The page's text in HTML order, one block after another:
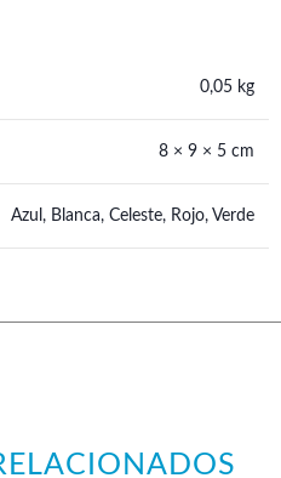
0,05 kg
8 × 9 × 5 cm
Azul, Blanca, Celeste, Rojo, Verde